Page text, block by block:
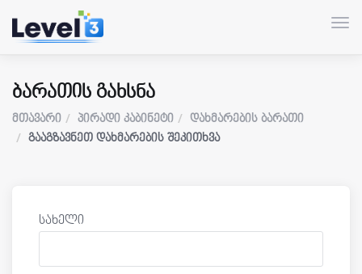
ბარათის გახსნა
მთავარი პირადი კაბინეტი
დახმარების ბარათი
გააგზავნეთ დახმარების შეკითხვა
სახელი